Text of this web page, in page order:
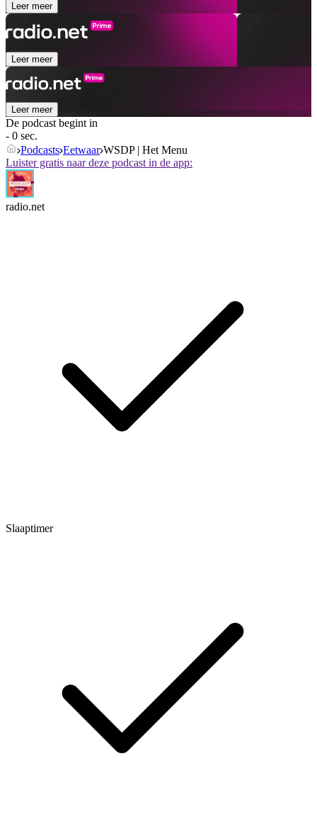
Leer meer
Leer meer
Leer meer
De podcast begint in
- 0 sec.
Podcasts Eetwaar WSDP | Het Menu
Luister gratis naar deze podcast in de app:
radio.net
Slaaptimer